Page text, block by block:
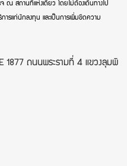
ณ สถานที่แห่งเดียว โดยไม่ต้องเดินทางไป
ารแก่นักลงทุน และเป็นการเพิ่มขีดความ
1877 ถนนพระรามที่ 4 แขวงลุมพิ